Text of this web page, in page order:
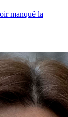
manqué la